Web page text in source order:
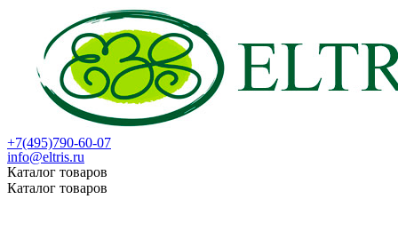
+7(495)790-60-07
info@eltris.ru
Каталог товаров
Каталог товаров